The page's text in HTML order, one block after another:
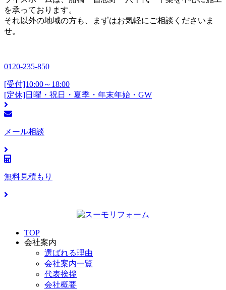
を承っております。
それ以外の地域の方も、まずはお気軽にご相談くださいま
せ。
0120-235-850
[受付]10:00～18:00
[定休]日曜・祝日・夏季・年末年始・GW
メール相談
無料見積もり
TOP
会社案内
選ばれる理由
会社案内一覧
代表挨拶
会社概要